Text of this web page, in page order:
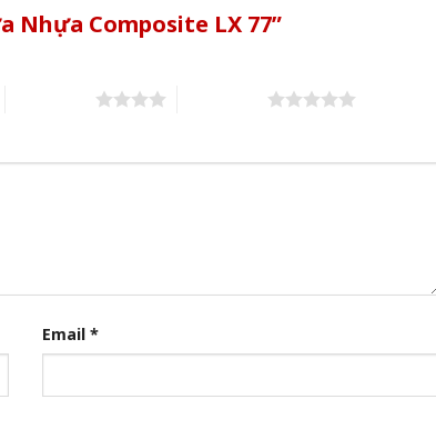
Nhựa Composite LX 77”
Email *